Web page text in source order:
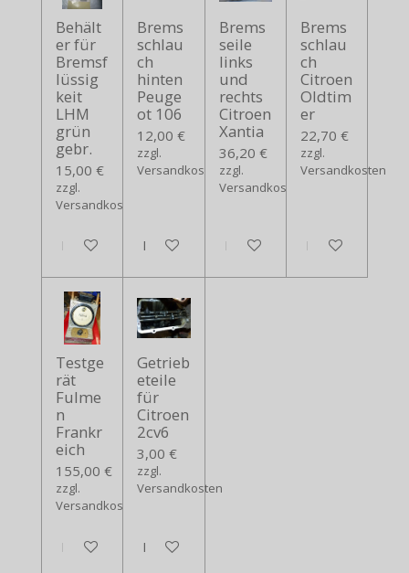
Behält
er für
Bremsf
lüssig
keit
LHM
grün
gebr.
15,00 €
zzgl.
Versandkosten
In den Warenkorb
Brems
schlau
ch
hinten
Peuge
ot 106
12,00 €
zzgl.
Versandkosten
In den Warenkorb
Brems
seile
links
und
rechts
Citroen
Xantia
36,20 €
zzgl.
Versandkosten
In den Warenkorb
Brems
schlau
ch
Citroen
Oldtim
er
22,70 €
zzgl.
Versandkosten
In den
Testge
rät
Fulme
n
Frankr
eich
155,00 €
zzgl.
Versandkosten
In den Warenkorb
Getrieb
eteile
für
Citroen
2cv6
3,00 €
zzgl.
Versandkosten
In den Warenkorb